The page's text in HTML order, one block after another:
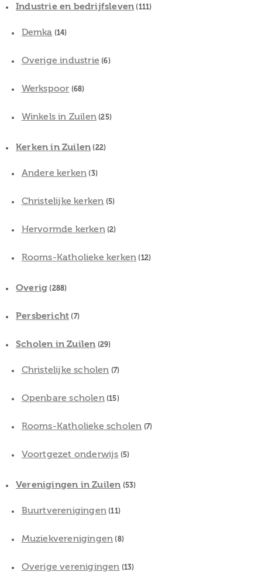
Industrie en bedrijfsleven (111)
Demka (14)
Overige industrie (6)
Werkspoor (68)
Winkels in Zuilen (25)
Kerken in Zuilen (22)
Andere kerken (3)
Christelijke kerken (5)
Hervormde kerken(2)
Rooms-Katholieke kerken (12)
Overig (288)
Persbericht (7)
Scholen in Zuilen (29)
Christelijke scholen (7)
Openbare scholen(15)
Rooms-Katholieke scholen (7)
Voortgezet onderwijs (5)
Verenigingen in Zuilen (53)
Buurtverenigingen (11)
Muziekverenigingen (8)
Overige verenigingen (13)